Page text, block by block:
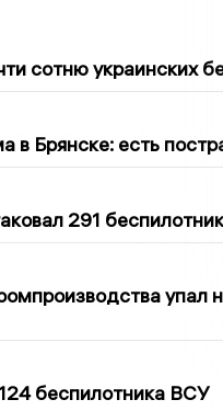
сотню украинских
в Брянске: есть
291 беспилотник
упал
беспилотника ВСУ